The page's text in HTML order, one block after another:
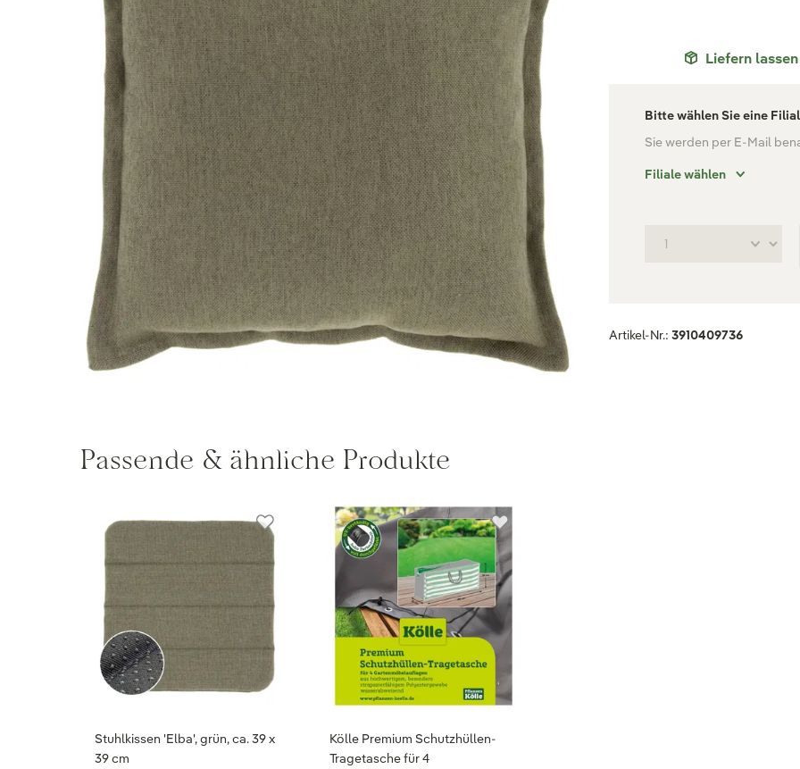
Liefern lassen
Bitte wählen Sie eine
Sie werden per E-Mail
Filiale wählen
Artikel-Nr.: 3910409736
Passende & ähnliche Produkte
Stuhlkissen 'Elba', grün, ca. 39 x
39 cm
Kölle Premium Schutzhüllen-
Tragetasche für 4